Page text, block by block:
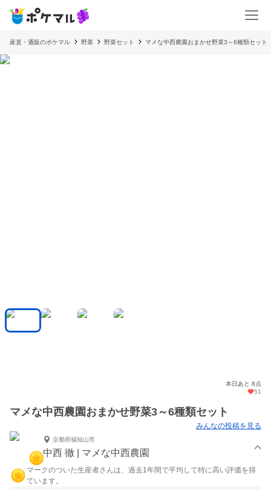
産直・通販のポケマル 野菜 野菜セット マメな中西農園おまかせ野菜3～6種類セット
本日あと 8点
51
マメな中西農園おまかせ野菜3～6種類セット
みんなの投稿を見る
京都府福知山市
中西 徹 | マメな中西農園
マークのついた生産者さんは、過去1年間で平均して特に高い評価を得
ています。